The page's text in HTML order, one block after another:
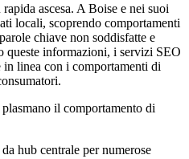
ascesa. A Boise e nei suoi
locali, scoprendo comportamenti
chiave non soddisfatte e
queste informazioni, i servizi SEO
in linea con i comportamenti di
il comportamento di
hub centrale per numerose